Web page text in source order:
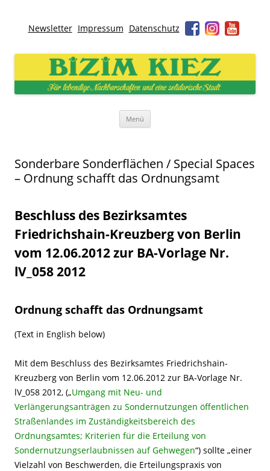
Newsletter Impressum Datenschutz
Bizim Kiez – Unser Kiez
Für lebendige Nachbarschaften und eine solidarische Stadt
Menü
Sonderbare Sonderflächen / Special Spaces
– Ordnung schafft das Ordnungsamt
Beschluss des Bezirksamtes
Friedrichshain-Kreuzberg von Berlin
vom 12.06.2012 zur BA-Vorlage Nr.
lV_058 2012
Ordnung schafft das Ordnungsamt
(Text in English below)
Mit dem Beschluss des Bezirksamtes Friedrichshain-
Kreuzberg von Berlin vom 12.06.2012 zur BA-Vorlage Nr.
lV_058 2012, („Umgang mit Neu- und
Verlängerungsanträgen zu Sondernutzungen öffentlichen
Straßenlandes im Zuständigkeitsbereich des
Ordnungsamtes; Kriterien für die Erteilung von
Sondernutzungserlaubnissen auf Gehwegen“) sollte „einer
Vielzahl von Beschwerden, die Erteilungspraxis von